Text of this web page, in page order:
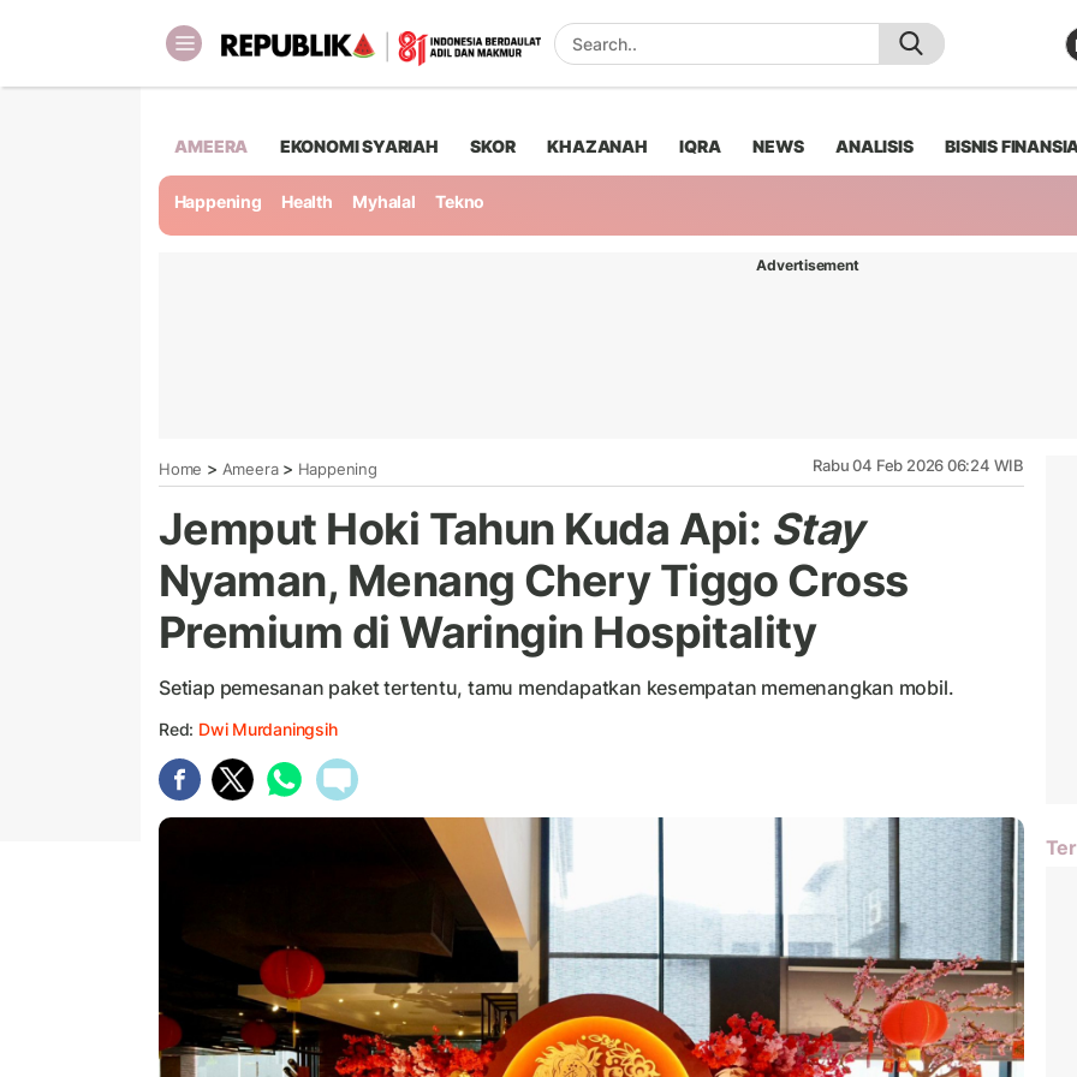
AMEERA EKONOMI SYARIAH SKOR KHAZANAH IQRA NEWS ANALISIS BISNIS
Happening Health Myhalal Tekno
Advertisement
Home > Ameera> Happening Rabu 04 Feb 2026 06:24 WIB
Jemput Hoki Tahun Kuda Api: Stay
Nyaman, Menang Chery Tiggo Cross
Premium di Waringin Hospitality
Setiap pemesanan paket tertentu, tamu mendapatkan kesempatan memenangkan mobil.
Red: Dwi Murdaningsih